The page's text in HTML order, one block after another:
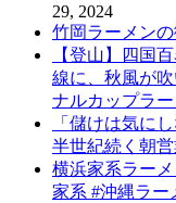
29, 2024
竹岡ラーメンの
【登山】四国
線に、秋風が
ナルカップラ
「儲けは気に
半世紀続く朝
横浜家系ラー
家系 #沖縄ラー